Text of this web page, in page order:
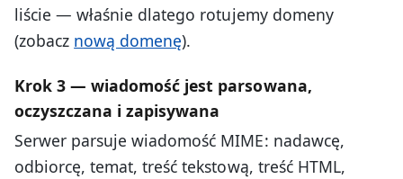
liście — właśnie dlatego rotujemy domeny
(zobacz nową domenę).
Krok 3 — wiadomość jest parsowana,
oczyszczana i zapisywana
Serwer parsuje wiadomość MIME: nadawcę,
odbiorcę, temat, treść tekstową, treść HTML,